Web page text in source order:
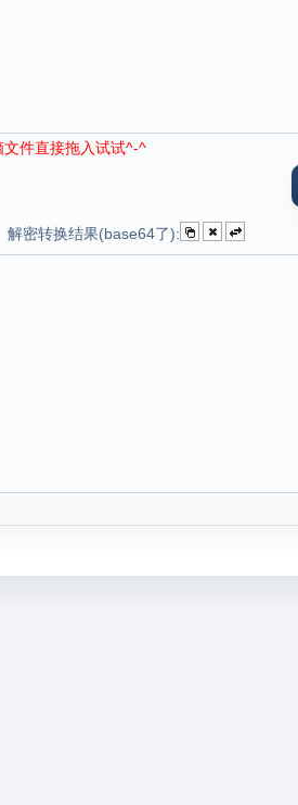
文件直接拖入试试^-^
解密转换结果(base64了):